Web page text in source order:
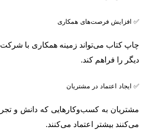
✅ افزایش فرصت‌های همکاری
چاپ کتاب می‌تواند زمینه همکاری با
دیگر را فراهم کند.
✅ ایجاد اعتماد در مشتریان
مشتریان به کسب‌وکارهایی که دانش و
می‌کنند بیشتر اعتماد می‌کنند.